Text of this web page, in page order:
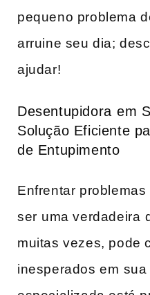
pequeno problema
arruine seu​ dia;
ajudar!
Desentupidora ⁣em⁢
Solução ​Eficiente
de‌ Entupimento
Enfrentar
ser⁤ uma verdadeira⁣
muitas vezes, pode
inesperados em⁤